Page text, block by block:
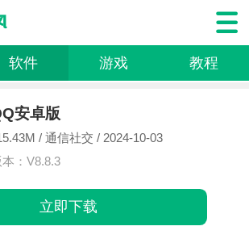
软件 游戏 教程
安卓版
/ 通信社交 / 2024-10-03
本：V8.8.3
立即下载